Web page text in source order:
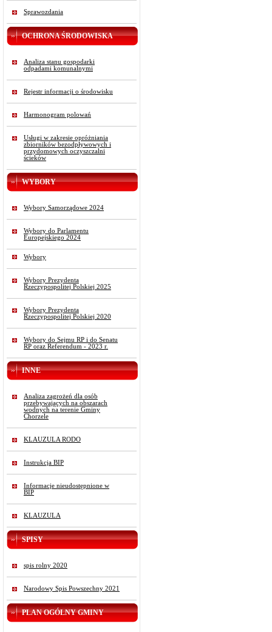
Sprawozdania
OCHRONA ŚRODOWISKA
Analiza stanu gospodarki
odpadami komunalnymi
Rejestr informacji o środowisku
Harmonogram polowań
Usługi w zakresie opróżniania
zbiorników bezodpływowych i
przydomowych oczyszczalni
ścieków
WYBORY
Wybory Samorządowe 2024
Wybory do Parlamentu
Europejskiego 2024
Wybory
Wybory Prezydenta
Rzeczypospolitej Polskiej 2025
Wybory Prezydenta
Rzeczypospolitej Polskiej 2020
Wybory do Sejmu RP i do Senatu
RP oraz Referendum - 2023 r.
INNE
Analiza zagrożeń dla osób
przebywających na obszarach
wodnych na terenie Gminy
Chorzele
KLAUZULA RODO
Instrukcja BIP
Informacje nieudostępnione w
BIP
KLAUZULA
SPISY
spis rolny 2020
Narodowy Spis Powszechny 2021
PLAN OGÓLNY GMINY